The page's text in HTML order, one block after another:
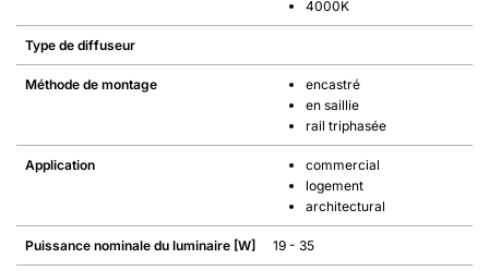
4000K
Type de diffuseur
Méthode de montage
encastré
en saillie
rail triphasée
Application
commercial
logement
architectural
Puissance nominale du luminaire [W] 19 - 35